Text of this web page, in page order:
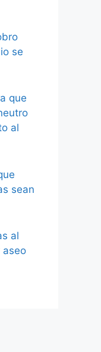
se
que
al
sean
al
aseo